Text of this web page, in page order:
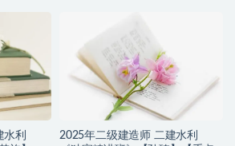
利
2025年二级建造师 二建水利